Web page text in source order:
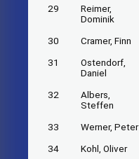
29
Reimer,
Dominik
30 Cramer, Finn
31
Ostendorf,
Daniel
32
Albers,
Steffen
33 Werner, Peter
34 Kohl, Oliver